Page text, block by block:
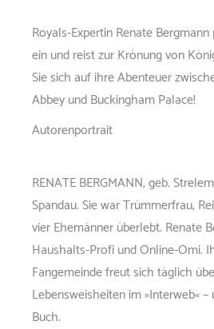
Royals-Expertin Renate
ein und reist zur Krönung von
Sie sich auf ihre Abenteuer
Abbey und Buckingham Palace!
Autorenportrait
RENATE BERGMANN, geb.
Spandau. Sie war Trümmerfrau,
vier Ehemänner überlebt. Renate
Haushalts-Profi und Online-Omi.
Fangemeinde freut sich täglich
Lebensweisheiten im »Interweb«
Buch.